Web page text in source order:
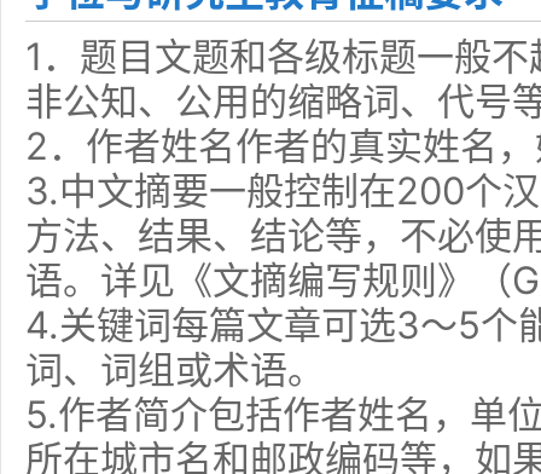
1．题目文题和各级标题一般
非公知、公用的缩略词、代号
2．作者姓名作者的真实姓名
3.中文摘要一般控制在200个
方法、结果、结论等，不必使
语。详见《文摘编写规则》
4.关键词每篇文章可选3～5个
词、词组或术语。
5.作者简介包括作者姓名，单
所在城市名和邮政编码等，如